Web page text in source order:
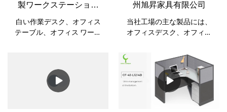
製ワークステーション
小さなデスク オフィス
家具 机の下の機器 3つの
白い作業デスク、オフィス
テーブル、オフィス ワーク
ーティション パネルで 4 つ
のスタッフ オフィス デスク
州旭昇家具有限公司
当社工場の主な製品には、
オフィスデスク、オフィス
デスク、スタッフデスク、
オフィスワークステーショ
ン、コンピューターデス
ク、ファイリングキャビネ
ット、会議テーブル、ホテ
ル用家具などがあります。